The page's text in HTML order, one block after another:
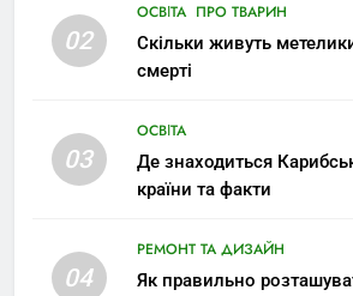
02
ОСВІТА ПРО ТВАРИН
Скільки живуть
смерті
03
ОСВІТА
Де знаходиться
країни та факти
04
РЕМОНТ ТА ДИЗАЙН
Як правильно